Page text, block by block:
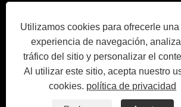
Utilizamos cookies para ofrecerle una
experiencia de navegación,
tráfico del sitio y personalizar el
Al utilizar este sitio, acepta nuestro
cookies. política de privacidad
Copyright © 2022 High Hope International
vacío - Todos los derechos